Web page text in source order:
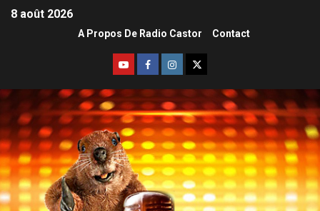
8 août 2026
A Propos De Radio Castor Contact